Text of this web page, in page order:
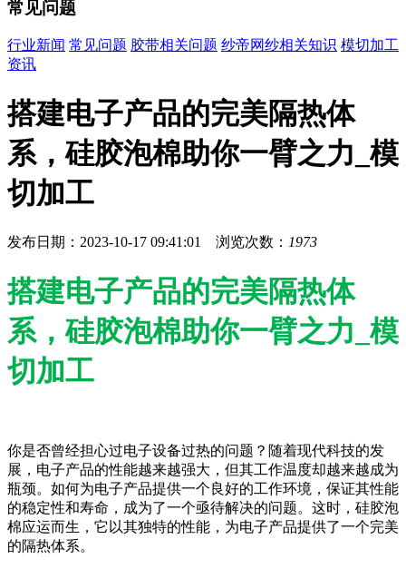
常见问题
行业新闻 常见问题 胶带相关问题 纱帝网纱相关知识 模切加工
资讯
搭建电子产品的完美隔热体
系，硅胶泡棉助你一臂之力_模
切加工
发布日期：2023-10-17 09:41:01 浏览次数： 1973
搭建电子产品的完美隔热体
系，硅胶泡棉助你一臂之力_模
切加工
你是否曾经担心过电子设备过热的问题？随着现代科技的发
展，电子产品的性能越来越强大，但其工作温度却越来越成为
瓶颈。如何为电子产品提供一个良好的工作环境，保证其性能
的稳定性和寿命，成为了一个亟待解决的问题。这时，硅胶泡
棉应运而生，它以其独特的性能，为电子产品提供了一个完美
的隔热体系。